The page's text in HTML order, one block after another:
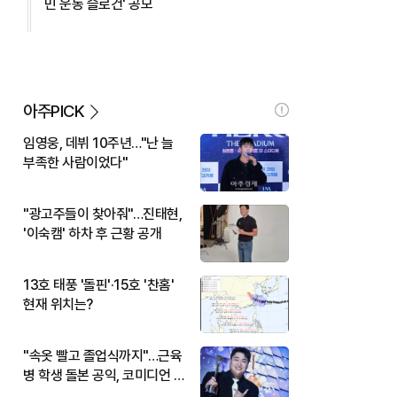
민 운동 슬로건' 공모
아주PICK
임영웅, 데뷔 10주년…"난 늘
부족한 사람이었다"
"광고주들이 찾아줘"…진태현,
'이숙캠' 하차 후 근황 공개
13호 태풍 '돌핀'·15호 '찬홈'
현재 위치는?
"속옷 빨고 졸업식까지"…근육
병 학생 돌본 공익, 코미디언 김